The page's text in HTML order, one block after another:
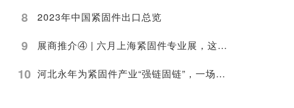
8 2023年中国紧固件出口总览
9 展商推介④ | 六月上海紧固件专业展，这些钻尾制造企业已就位
10 河北永年为紧固件产业“强链固链”，一场座谈“带来”163.2亿元